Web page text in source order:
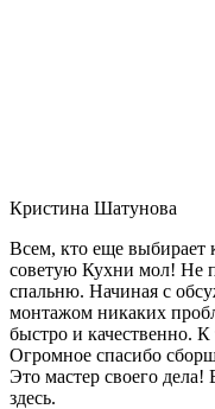
Кристина Шатунова
Всем, кто еще выбирает
советую Кухни мол! Не
спальню. Начиная с
монтажом никаких
быстро и качественно.
Огромное спасибо
Это мастер своего дела!
здесь.